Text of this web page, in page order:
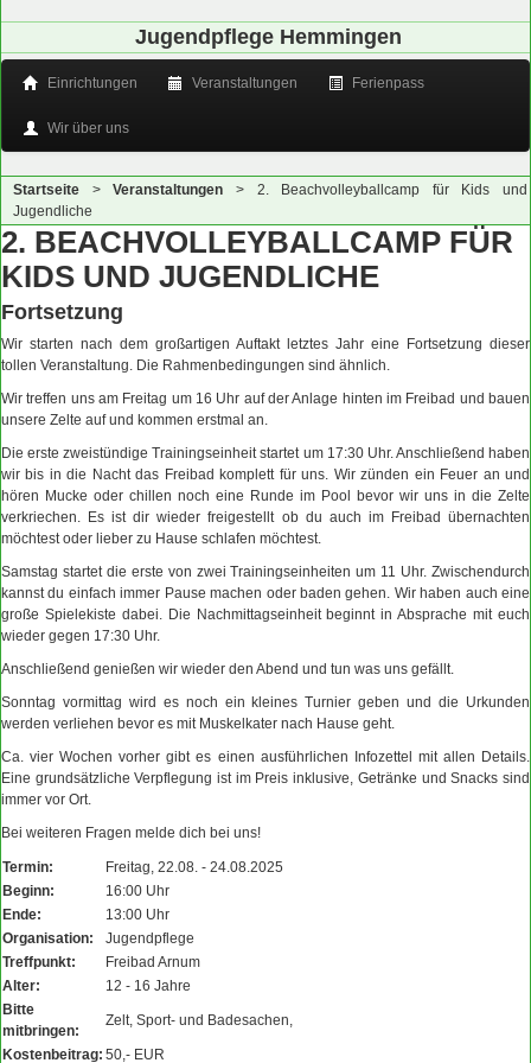
Jugendpflege Hemmingen
Einrichtungen Veranstaltungen Ferienpass
Wir über uns
Startseite > Veranstaltungen >
2. Beachvolleyballcamp für Kids und
Jugendliche
2. BEACHVOLLEYBALLCAMP FÜR
KIDS UND JUGENDLICHE
Fortsetzung
Wir starten nach dem großartigen Auftakt letztes Jahr eine Fortsetzung dieser
tollen Veranstaltung. Die Rahmenbedingungen sind ähnlich.
Wir treffen uns am Freitag um 16 Uhr auf der Anlage hinten im Freibad und bauen
unsere Zelte auf und kommen erstmal an.
Die erste zweistündige Trainingseinheit startet um 17:30 Uhr. Anschließend haben
wir bis in die Nacht das Freibad komplett für uns. Wir zünden ein Feuer an und
hören Mucke oder chillen noch eine Runde im Pool bevor wir uns in die Zelte
verkriechen. Es ist dir wieder freigestellt ob du auch im Freibad übernachten
möchtest oder lieber zu Hause schlafen möchtest.
Samstag startet die erste von zwei Trainingseinheiten um 11 Uhr. Zwischendurch
kannst du einfach immer Pause machen oder baden gehen. Wir haben auch eine
große Spielekiste dabei. Die Nachmittagseinheit beginnt in Absprache mit euch
wieder gegen 17:30 Uhr.
Anschließend genießen wir wieder den Abend und tun was uns gefällt.
Sonntag vormittag wird es noch ein kleines Turnier geben und die Urkunden
werden verliehen bevor es mit Muskelkater nach Hause geht.
Ca. vier Wochen vorher gibt es einen ausführlichen Infozettel mit allen Details.
Eine grundsätzliche Verpflegung ist im Preis inklusive, Getränke und Snacks sind
immer vor Ort.
Bei weiteren Fragen melde dich bei uns!
Termin:
Freitag, 22.08. - 24.08.2025
Beginn:
16:00 Uhr
Ende:
13:00 Uhr
Organisation:
Jugendpflege
Treffpunkt:
Freibad Arnum
Alter:
12 - 16 Jahre
Bitte
mitbringen:
Zelt, Sport- und Badesachen,
Kostenbeitrag: 50,- EUR